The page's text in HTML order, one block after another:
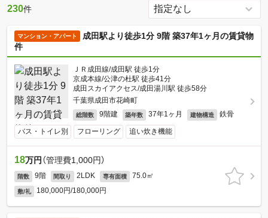
230件
マンション・アパート
成田駅より徒歩1分 9階 築37年1ヶ月の賃貸物
件
ＪＲ成田線/成田駅 徒歩1分
京成本線/公津の杜駅 徒歩41分
成田スカイアクセス/成田湯川駅 徒歩58分
千葉県成田市花崎町
総階数 9階建 築年数 37年1ヶ月 建物構造 鉄骨
バス・トイレ別 フローリング 追い炊き機能
18万円 （管理費1,000円）
階数 9階 間取り 2LDK 専有面積 75.0㎡
敷/礼 180,000円/180,000円